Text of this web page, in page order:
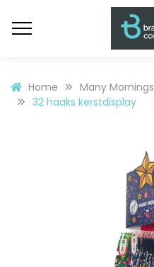
Home Many Mornings
32 haaks kerstdisplay